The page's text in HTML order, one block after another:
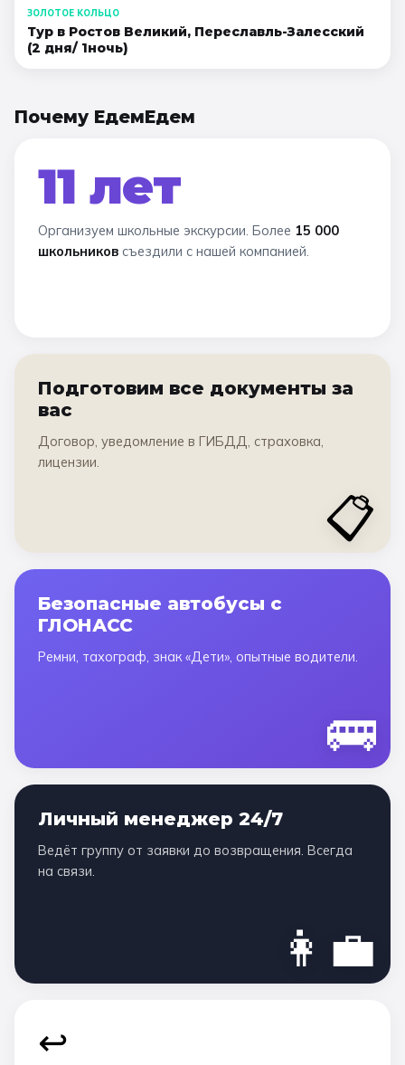
ЗОЛОТОЕ КОЛЬЦО
Тур в Ростов Великий, Переславль-Залесский
(2 дня/ 1ночь)
Почему ЕдемЕдем
11 лет
Организуем школьные экскурсии. Более 15 000
школьников съездили с нашей компанией.
Подготовим все документы за
вас
Договор, уведомление в ГИБДД, страховка,
лицензии.
📋
Безопасные автобусы с
ГЛОНАСС
Ремни, тахограф, знак «Дети», опытные водители.
🚌
Личный менеджер 24/7
Ведёт группу от заявки до возвращения. Всегда
на связи.
👩‍💼
↩️